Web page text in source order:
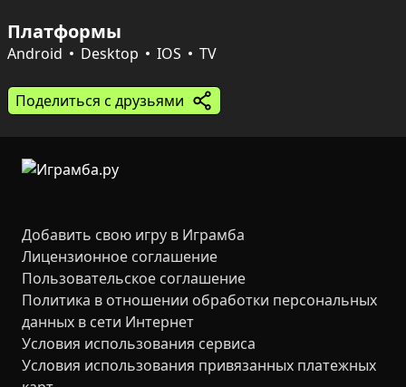
Четыре базовых цвета и редкие радужные блоки (5%
шанс) дают простые правила, но глубокую стратегию.
множителя, и стремись к пятой цепи, чтобы включить
Color Fever — 30 секунд с трёхкратным умножением
испытаний, а бесконечный режим и глобальные
таблицы лидеров ждут охотников за рекордами.
Платформы
Android Desktop IOS TV
Поделиться с друзьями
Добавить свою игру в Играмба
Лицензионное соглашение
Пользовательское соглашение
Политика в отношении обработки персональных
данных в сети Интернет
Условия использования сервиса
Условия использования привязанных платежных